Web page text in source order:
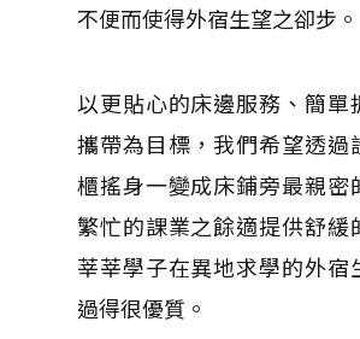
不便而使得外宿生望之卻步。
以更貼心的床邊服務、簡單
攜帶為目標，我們希望透過
櫃搖身一變成床鋪旁最親密
繁忙的課業之餘適提供舒緩
莘莘學子在異地求學的外宿
過得很優質。